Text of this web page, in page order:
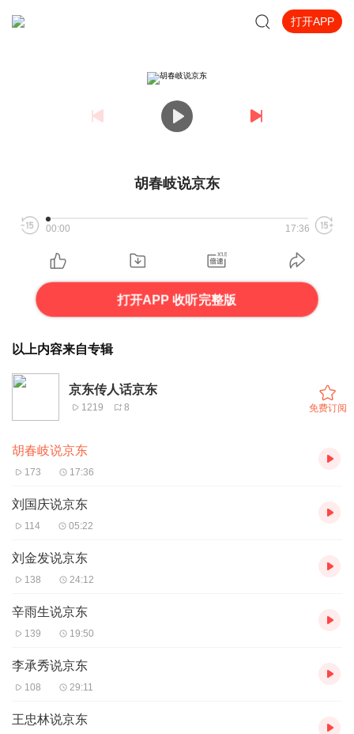
打开APP
胡春岐说京东
00:00 17:36
打开APP 收听完整版
以上内容来自专辑
京东传人话京东
1219 8 免费订阅
胡春岐说京东
173 17:36
刘国庆说京东
114 05:22
刘金发说京东
138 24:12
辛雨生说京东
139 19:50
李承秀说京东
108 29:11
王忠林说京东